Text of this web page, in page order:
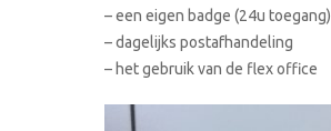
– een eigen badge (24u toegang)
– dagelijks postafhandeling
– het gebruik van de flex office